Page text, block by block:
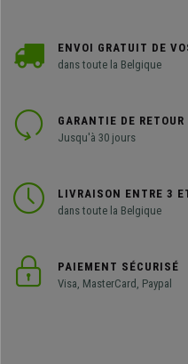
ENVOI GRATUIT DE
dans toute la Belgique
GARANTIE DE RETOUR
Jusqu'à 30 jours
LIVRAISON ENTRE 3
dans toute la Belgique
PAIEMENT SÉCURISÉ
Visa, MasterCard, Paypal